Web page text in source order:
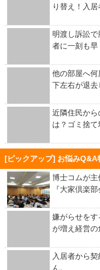
り替え！入
明渡し訴訟
者に一刻も早
他の部屋へ
下左右が退去
近隣住民から
は？ゴミ捨
[ピックアップ] お悩みQ&A
博士コムが主
『大家倶楽
嫌がらせを
が増え経営の
入居者から
ん。